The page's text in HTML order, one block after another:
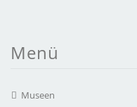
Menü
Museen